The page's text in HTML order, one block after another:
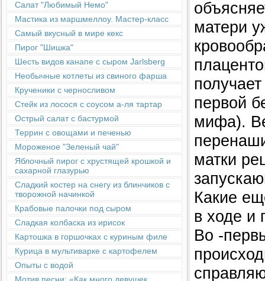
Салат "Любимый Немо"
Мастика из маршмеллоу. Мастер-класс
Самый вкусный в мире кекс
Пирог "Шишка"
Шесть видов канапе с сыром Jarlsberg
Необычные котлеты из свиного фарша
Крученики с черносливом
Стейк из лосося с соусом а-ля тартар
Острый салат с бастурмой
Террин с овощами и печенью
Мороженое "Зеленый чай"
Яблочный пирог с хрустящей крошкой и
сахарной глазурью
Сладкий костер на снегу из блинчиков с
творожной начинкой
Крабовые палочки под сыром
Сладкая колбаска из ирисок
Картошка в горшочках с куриным филе
Курица в мультиварке с картофелем
Опыты с водой
матери
первой
мифа).
матки
Какие
в ходе и
Во -